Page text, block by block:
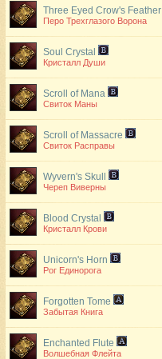
Three Eyed Crow's Feather
Перо Трехглазого Ворона
Soul Crystal
Кристалл Души
Scroll of Mana
Свиток Маны
Scroll of Massacre
Свиток Расправы
Wyvern's Skull
Череп Виверны
Blood Crystal
Кристалл Крови
Unicorn's Horn
Рог Единорога
Forgotten Tome
Забытая Книга
Enchanted Flute
Волшебная Флейта